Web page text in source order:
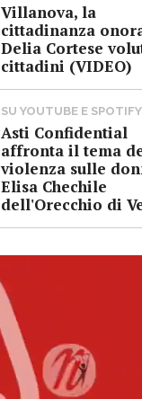
Villanova, la
cittadinanza
Delia Cortese
cittadini (VIDEO)
SU YOUTUBE E SPOTIFY
Asti Confidential
affronta il tema
violenza sulle
Elisa Chechile
dell'Orecchio di